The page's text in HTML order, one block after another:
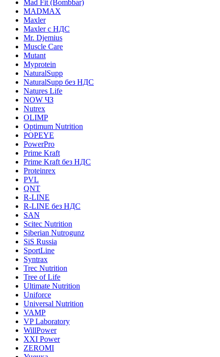
Mad Fit (Bombbar)
MADMAX
Maxler
Maxler с НДС
Mr. Djemius
Muscle Care
Mutant
Myprotein
NaturalSupp
NaturalSupp без НДС
Natures Life
NOW ЧЗ
Nutrex
OLIMP
Optimum Nutrition
POPEYE
PowerPro
Prime Kraft
Prime Kraft без НДС
Proteinrex
PVL
QNT
R-LINE
R-LINE без НДС
SAN
Scitec Nutrition
Siberian Nutrogunz
SiS Russia
SportLine
Syntrax
Trec Nutrition
Tree of Life
Ultimate Nutrition
Uniforce
Universal Nutrition
VAMP
VP Laboratory
WillPower
XXI Power
ZEROMI